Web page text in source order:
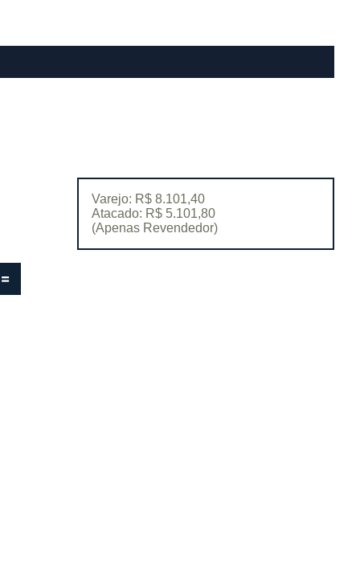
Varejo: R$ 8.101,40
Atacado: R$ 5.101,80
(Apenas Revendedor)